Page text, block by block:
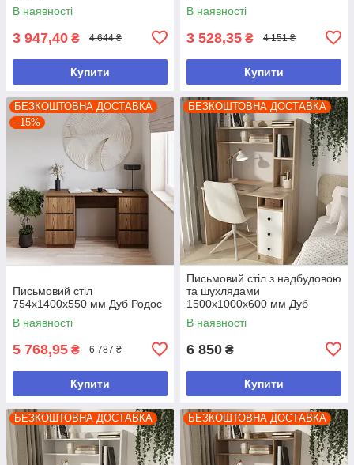
В наявності
3 947,40 ₴ 4 644 ₴
Купити
В наявності
3 528,35 ₴ 4 151 ₴
Купити
БЕЗКОШТОВНА ДОСТАВКА
–15%
Письмовий стіл
754х1400х550 мм Дуб Родос
В наявності
5 768,95 ₴ 6 787 ₴
Купити
БЕЗКОШТОВНА ДОСТАВКА
Письмовий стіл з надбудовою
та шухлядами
1500х1000х600 мм Дуб
Сонома/Білий
В наявності
6 850 ₴
Купити
БЕЗКОШТОВНА ДОСТАВКА БЕЗКОШТОВНА ДОСТАВКА